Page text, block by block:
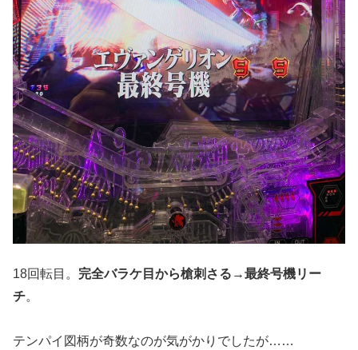
18回転目。 完全バラケ目から槍刺さる→最終号機リー
チ。
テンパイ図柄が奇数なのが気がかりでしたが……